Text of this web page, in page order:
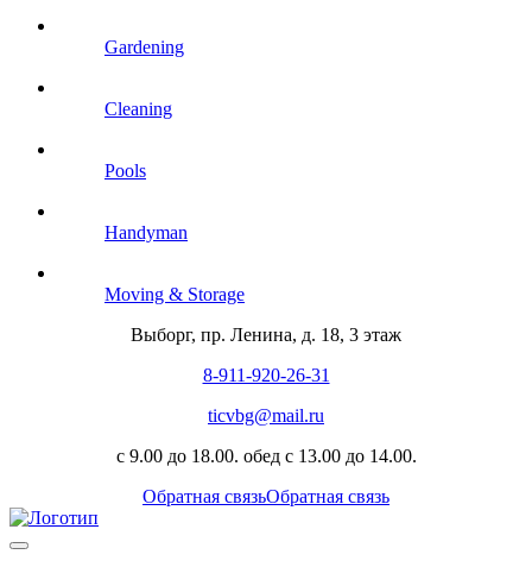
Gardening
Cleaning
Pools
Handyman
Moving & Storage
Выборг, пр. Ленина, д. 18, 3 этаж
8-911-920-26-31
ticvbg@mail.ru
с 9.00 до 18.00. обед с 13.00 до 14.00.
Обратная связьОбратная связь